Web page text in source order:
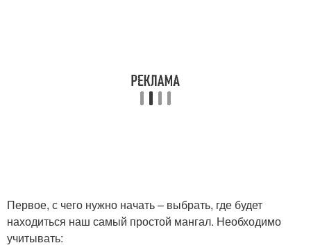
Первое, с чего нужно начать – выбрать, где будет
находиться наш самый простой мангал. Необходимо
учитывать: